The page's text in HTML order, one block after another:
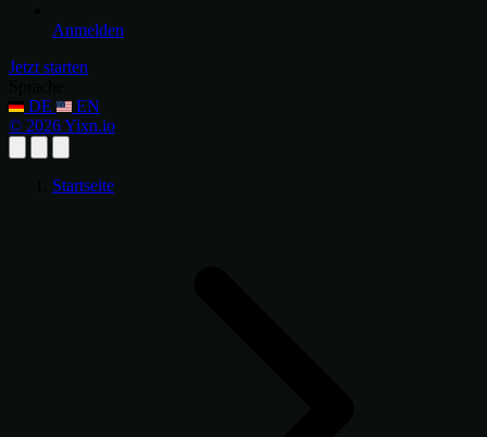
Anmelden
Jetzt starten
DE
EN
© 2026 Yixn.io
Startseite